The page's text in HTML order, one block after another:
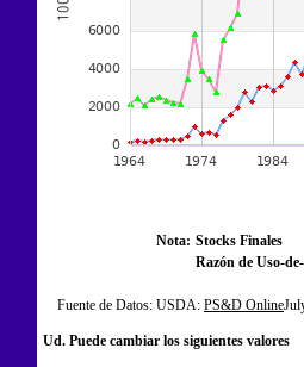
Nota: Stocks Finales
Razón de Uso-
Fuente de Datos: USDA: PS&D Online
Ud. Puede cambiar los siguientes valores